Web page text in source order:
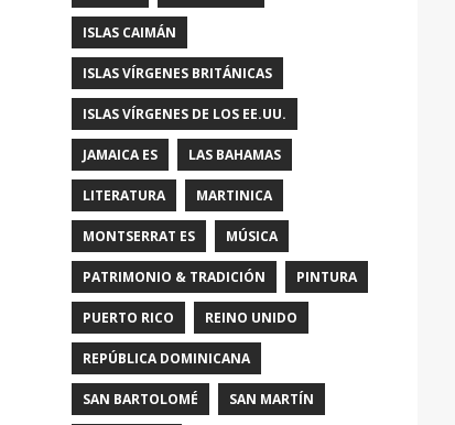
ISLAS CAIMÁN
ISLAS VÍRGENES BRITÁNICAS
ISLAS VÍRGENES DE LOS EE.UU.
JAMAICA ES LAS BAHAMAS
LITERATURA MARTINICA
MONTSERRAT ES MÚSICA
PATRIMONIO & TRADICIÓN PINTURA
PUERTO RICO REINO UNIDO
REPÚBLICA DOMINICANA
SAN BARTOLOMÉ SAN MARTÍN